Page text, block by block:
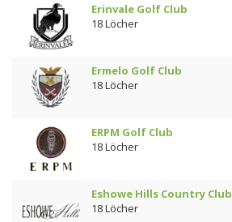
Erinvale Golf Club
18 Löcher
Ermelo Golf Club
18 Löcher
ERPM Golf Club
18 Löcher
Eshowe Hills Country Club
18 Löcher